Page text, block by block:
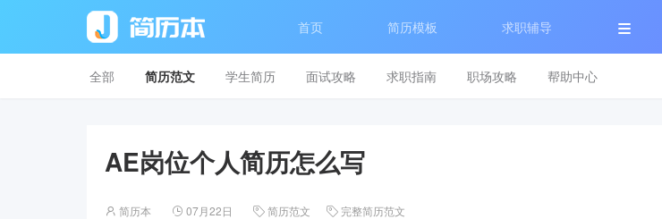
首页 简历模板 求职辅导
全部 简历范文 学生简历 面试攻略 求职指南 职场攻略 帮助中心
AE岗位个人简历怎么写
 简历本  07月22日  简历范文  完整简历范文